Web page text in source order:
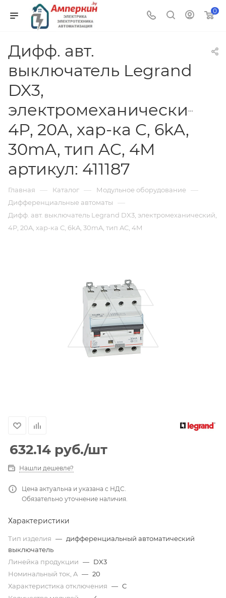
0
Дифф. авт.
выключатель Legrand
DX3,
электромеханический,
4P, 20A, хар-ка C, 6kA,
30mA, тип AC, 4M
артикул: 411187
Главная — Каталог — Модульное оборудование —
Дифференциальные автоматы —
Дифф. авт. выключатель Legrand DX3, электромеханический,
4P, 20A, хар-ка C, 6kA, 30mA, тип AC, 4M
632.14 руб./шт
Нашли дешевле?
Цена актуальна и указана с НДС.
Обязательно уточнение наличия.
Характеристики
Тип изделия — дифференциальный автоматический
выключатель
Линейка продукции — DX3
Номинальный ток, A — 20
Характеристика отключения — C